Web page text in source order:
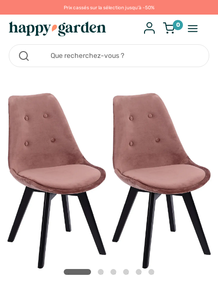
Prix cassés sur la sélection jusqu'à -50%
0